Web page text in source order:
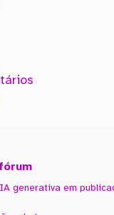
generativa em